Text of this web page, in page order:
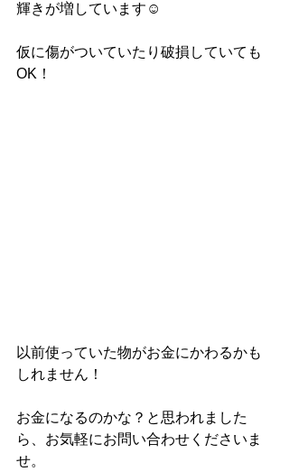
輝きが増しています☺
仮に傷がついていたり破損していても
OK！
以前使っていた物がお金にかわるかも
しれません！
お金になるのかな？と思われました
ら、お気軽にお問い合わせくださいま
せ。